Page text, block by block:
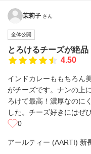
茉莉子 さん
全体公開
とろけるチーズが絶品
4.50
インドカレーももちろん
がチーズです。ナンの上
ろけて最高！濃厚なのに
した。チーズ好きにはぜ
0
アールティー (AARTI) 新